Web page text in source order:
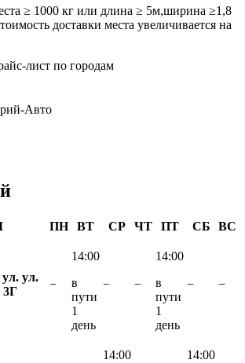
≥ 1000 кг или длина ≥ 5м,ширина ≥1,8
доставки места увеличивается на
лист по городам
Авто
ПН ВТ СР ЧТ ПТ СБ ВС
ул. ул.
3Г
−
14:00
в
пути
1
день
− −
14:00
в
пути
1
день
− −
14:00
14:00